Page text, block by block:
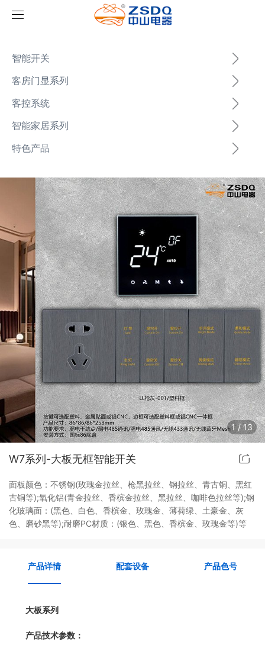
产品中心
智能开关
轻典系列智能开关
怡典系列智能开关
智典系列智能开关
幻影体育在线（中国）智能开关
君典系列智能开关
新致系列智能开关
大板系列智能开关
摇杆系列智能开关
精雕系列智能开关
70款的智能开关
标准带房号门显
非标定制门显
客控系统方案1
客控系统方案2
客控系统方案3
客控系统方案4
智能家居系列
电动窗帘
无线开关插座
特色产品
壁龛式插卡取电
新闻中心
幻影体育在线（中国）
智能开关
客房门显系列
客控系统
智能家居系列
特色产品
1/13
W7系列-大板无框智能开关
面板颜色：不锈钢(玫瑰金拉丝、枪黑拉丝、钢拉丝、青古铜、黑红
古铜等);氧化铝(青金拉丝、香槟金拉丝、黑拉丝、咖啡色拉丝等);钢
化玻璃面：(黑色、白色、香槟金、玫瑰金、薄荷绿、土豪金、灰
色、磨砂黑等);耐磨PC材质：(银色、黑色、香槟金、玫瑰金等)等
产品详情 配套设备 产品色号
大板系列
产品技术参数：